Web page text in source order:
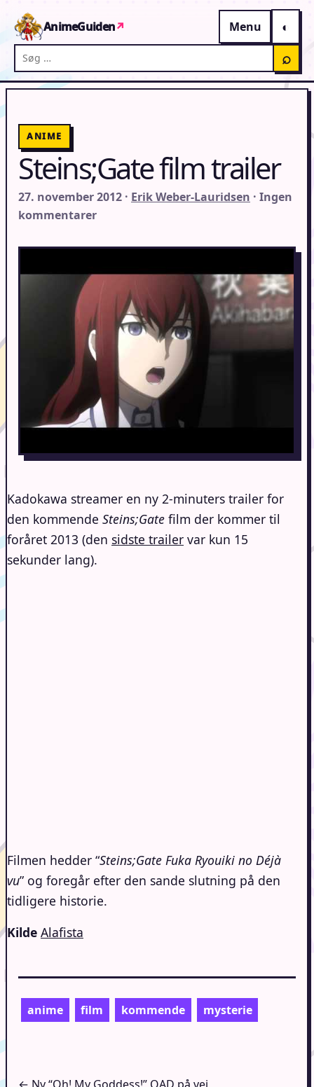
AnimeGuiden↗
Menu
Søg på AnimeGuiden
⌕
ANIME
Steins;Gate film trailer
27. november 2012 · Erik Weber-Lauridsen · Ingen
kommentarer
Kadokawa streamer en ny 2-minuters trailer for
den kommende Steins;Gate film der kommer til
foråret 2013 (den sidste trailer var kun 15
sekunder lang).
Filmen hedder “Steins;Gate Fuka Ryouiki no Déjà
vu” og foregår efter den sande slutning på den
tidligere historie.
Kilde Alafista
anime film kommende mysterie